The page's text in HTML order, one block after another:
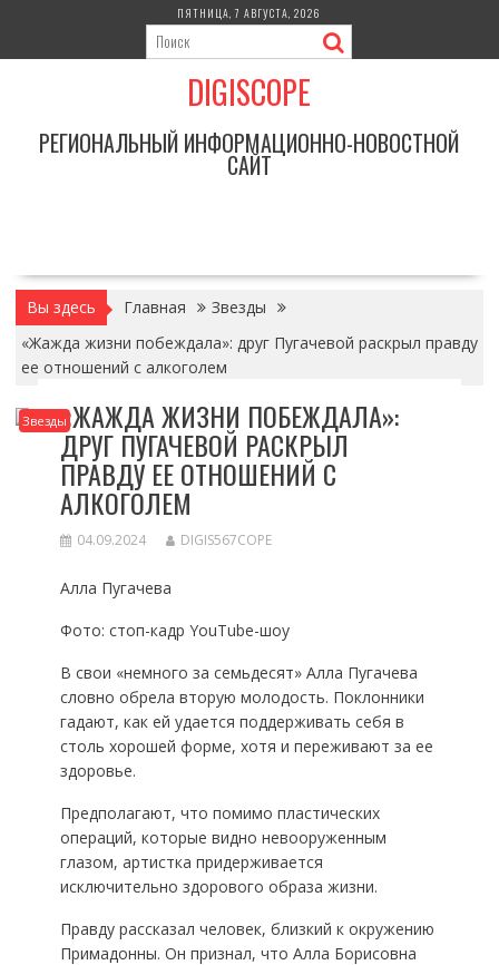
содержимому
ПЯТНИЦА, 7 АВГУСТА, 2026
DIGISCOPE
РЕГИОНАЛЬНЫЙ ИНФОРМАЦИОННО-НОВОСТНОЙ
САЙТ
Вы здесь Главная
Звезды
«Жажда жизни побеждала»: друг Пугачевой раскрыл правду
ее отношений с алкоголем
Звезды«ЖАЖДА ЖИЗНИ ПОБЕЖДАЛА»:
ДРУГ ПУГАЧЕВОЙ РАСКРЫЛ
ПРАВДУ ЕЕ ОТНОШЕНИЙ С
АЛКОГОЛЕМ
04.09.2024 DIGIS567COPE
Алла Пугачева
Фото: стоп-кадр YouTube-шоу
В свои «немного за семьдесят» Алла Пугачева
словно обрела вторую молодость. Поклонники
гадают, как ей удается поддерживать себя в
столь хорошей форме, хотя и переживают за ее
здоровье.
Предполагают, что помимо пластических
операций, которые видно невооруженным
глазом, артистка придерживается
исключительно здорового образа жизни.
Правду рассказал человек, близкий к окружению
Примадонны. Он признал, что Алла Борисовна